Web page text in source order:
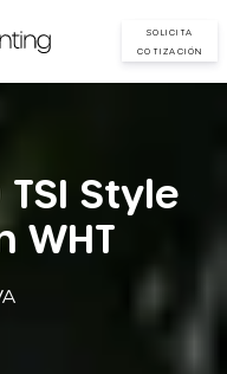
SOLICITA
COTIZACIÓN
Style
WHT